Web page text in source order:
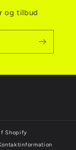
og tilbud
Shopify